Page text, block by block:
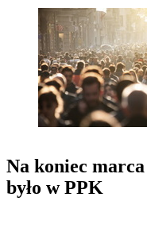
Na koniec marca
było w PPK